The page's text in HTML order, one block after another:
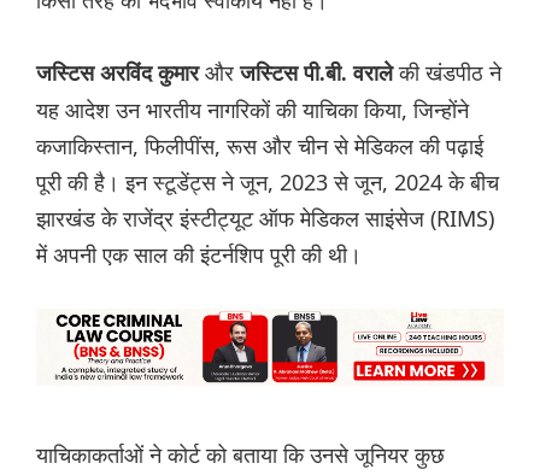
जस्टिस अरविंद कुमार और जस्टिस पी.बी. वरालेकी खंडपीठ ने
यह आदेश उन भारतीय नागरिकों की याचिका किया, जिन्होंने
कजाकिस्तान, फिलीपींस, रूस और चीन से मेडिकल की पढ़ाई
पूरी की है। इन स्टूडेंट्स ने जून, 2023 से जून, 2024 के बीच
झारखंड के राजेंद्र इंस्टीट्यूट ऑफ मेडिकल साइंसेज (RIMS)
में अपनी एक साल की इंटर्नशिप पूरी की थी।
याचिकाकर्ताओं ने कोर्ट को बताया कि उनसे जूनियर कुछ